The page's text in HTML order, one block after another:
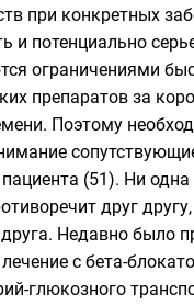
при конкретных
и потенциально
ограничениями
препаратов за
Поэтому
(51). Ни одна
друг
Недавно было
с бета-
глюкозного